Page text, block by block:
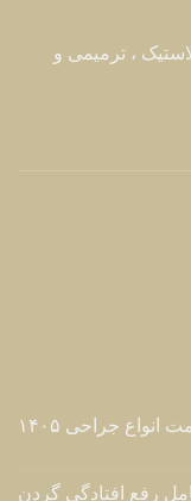
، ترمیمی و
جراحی ۱۴۰۵
رفع افتادگی گردن